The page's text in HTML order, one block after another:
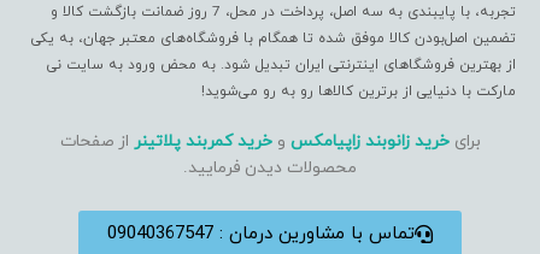
تجربه، با پایبندی به سه اصل، پرداخت در محل، 7 روز ضمانت بازگشت کالا و
تضمین اصل‌بودن کالا موفق شده تا همگام با فروشگاه‌های معتبر جهان، به یکی
از بهترین فروشگاهای اینترنتی ایران تبدیل شود. به محض ورود به سایت نی
مارکت با دنیایی از برترین کالاها رو به رو می‌شوید!
برایخرید زانوبند زاپیامکس وخرید کمربند پلاتینر از صفحات
محصولات دیدن فرمایید.
تماس با مشاورین درمان : 09040367547